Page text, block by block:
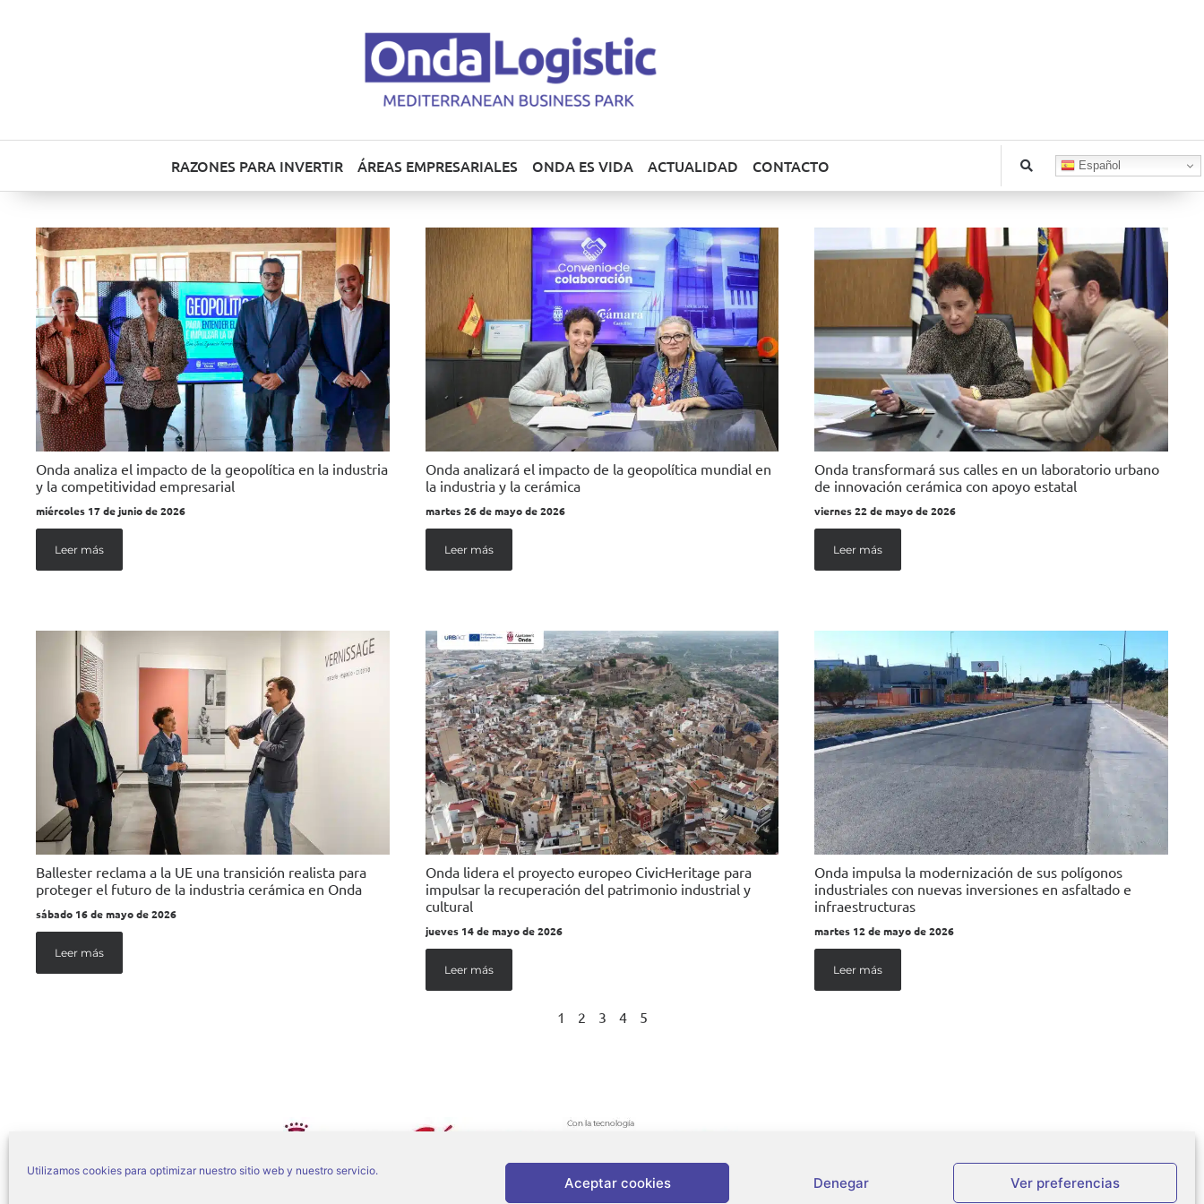
Utilizamos cookies para optimizar nuestro sitio web y nuestro servicio.
Aceptar cookies Denegar Ver preferencias
RAZONES PARA INVERTIR ÁREAS EMPRESARIALES ONDA ES VIDA ACTUALIDAD CONTACTO Español
Onda analiza el impacto de la geopolítica en la industria
y la competitividad empresarial
miércoles 17 de junio de 2026
Leer más
Onda analizará el impacto de la geopolítica mundial en
la industria y la cerámica
martes 26 de mayo de 2026
Leer más
Onda transformará sus calles en un laboratorio urbano
de innovación cerámica con apoyo estatal
viernes 22 de mayo de 2026
Leer más
Ballester reclama a la UE una transición realista para
proteger el futuro de la industria cerámica en Onda
sábado 16 de mayo de 2026
Leer más
Onda lidera el proyecto europeo CivicHeritage para
impulsar la recuperación del patrimonio industrial y
cultural
jueves 14 de mayo de 2026
Leer más
Onda impulsa la modernización de sus polígonos
industriales con nuevas inversiones en asfaltado e
infraestructuras
martes 12 de mayo de 2026
Leer más
1 2 3 4 5
Política de privacidad|Política de cookies